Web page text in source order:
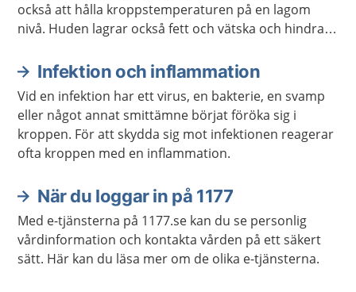
också att hålla kroppstemperaturen på en lagom
nivå. Huden lagrar också fett och vätska och hindrar
Infektion och inflammation
Vid en infektion har ett virus, en bakterie, en svamp
eller något annat smittämne börjat föröka sig i
kroppen. För att skydda sig mot infektionen reagerar
ofta kroppen med en inflammation.
När du loggar in på 1177
Med e-tjänsterna på 1177.se kan du se personlig
vårdinformation och kontakta vården på ett säkert
sätt. Här kan du läsa mer om de olika e-tjänsterna.